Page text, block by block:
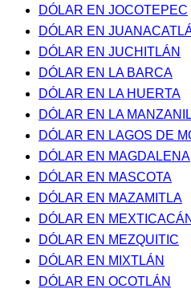
DÓLAR EN JOCOTEPEC
DÓLAR EN
DÓLAR EN JUCHITLÁN
DÓLAR EN LA BARCA
DÓLAR EN LA HUERTA
DÓLAR EN LA
DÓLAR EN LAGOS DE
DÓLAR EN MAGDALENA
DÓLAR EN MASCOTA
DÓLAR EN MAZAMITLA
DÓLAR EN MEXTICACÁN
DÓLAR EN MEZQUITIC
DÓLAR EN MIXTLÁN
DÓLAR EN OCOTLÁN